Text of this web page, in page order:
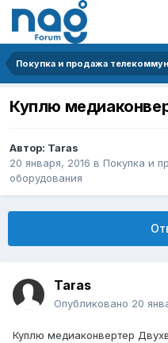
Куплю
Автор: Taras
20 января, 2016 в Покупка и
оборудования
Taras
Опубликовано 20
Куплю медиаконвертер